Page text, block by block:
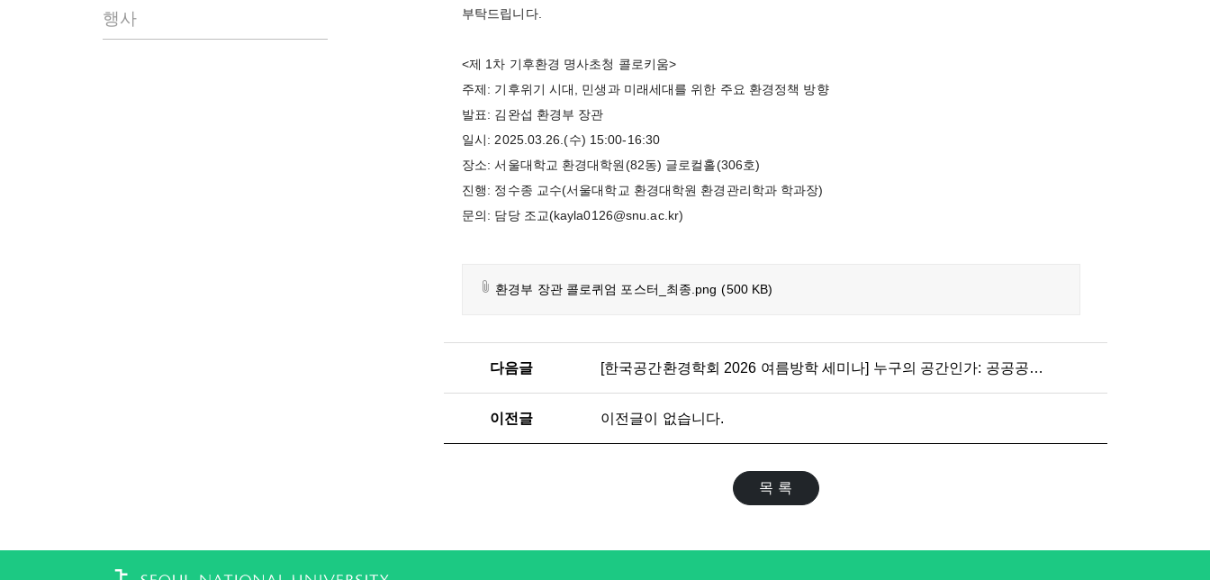
행사
부탁드립니다.
<제 1차 기후환경 명사초청 콜로키움>
주제: 기후위기 시대, 민생과 미래세대를 위한 주요 환경정책 방향
발표: 김완섭 환경부 장관
일시: 2025.03.26.(수) 15:00-16:30
장소: 서울대학교 환경대학원(82동) 글로컬홀(306호)
진행: 정수종 교수(서울대학교 환경대학원 환경관리학과 학과장)
문의: 담당 조교(kayla0126@snu.ac.kr)
환경부 장관 콜로퀴엄 포스터_최종.png (500 KB)
다음글 [한국공간환경학회 2026 여름방학 세미나] 누구의 공간인가: 공공공간을 둘러싼 비판적 도시연구
이전글 이전글이 없습니다.
목 록